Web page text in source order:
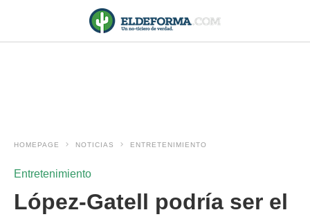
HOMEPAGE NOTICIAS ENTRETENIMIENTO
Entretenimiento
López-Gatell podría ser el